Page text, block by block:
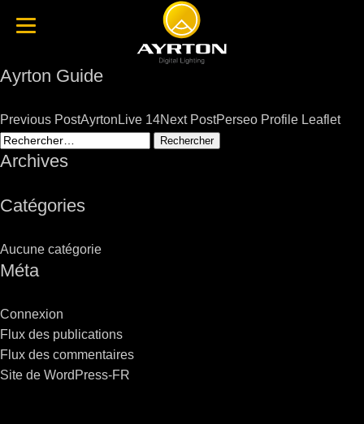
Ayrton Guide
Post
navigation
Previous PostAyrtonLive 14Next PostPerseo Profile Leaflet
Rechercher :
Archives
Catégories
Aucune catégorie
Méta
Connexion
Flux des publications
Flux des commentaires
Site de WordPress-FR